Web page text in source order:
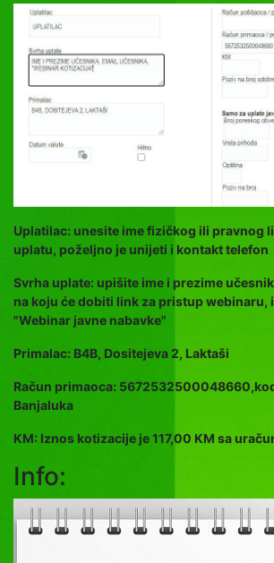
Uplatilac: unesite ime fizičkog ili pravnog
uplatu, poželjno je unijeti i kontakt telefon
Svrha uplate: upišite ime i prezime
na koju će dobiti link za pristup webinaru,
"Webinar javne nabavke"
Primalac: B4B, Dositejeva 2, Laktaši
Račun primaoca: 5672532500048660,kod
Banjaluka
KM: Iznos kotizacije je 117,00 KM sa
Info: